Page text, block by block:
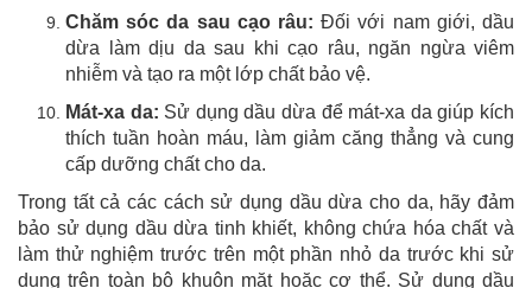
Chăm sóc da sau cạo râu: Đối với nam giới, dầu
dừa làm dịu da sau khi cạo râu, ngăn ngừa viêm
nhiễm và tạo ra một lớp chất bảo vệ.
Mát-xa da: Sử dụng dầu dừa để mát-xa da giúp kích
thích tuần hoàn máu, làm giảm căng thẳng và cung
cấp dưỡng chất cho da.
Trong tất cả các cách sử dụng dầu dừa cho da, hãy đảm
bảo sử dụng dầu dừa tinh khiết, không chứa hóa chất và
làm thử nghiệm trước trên một phần nhỏ da trước khi sử
dụng trên toàn bộ khuôn mặt hoặc cơ thể. Sử dụng dầu